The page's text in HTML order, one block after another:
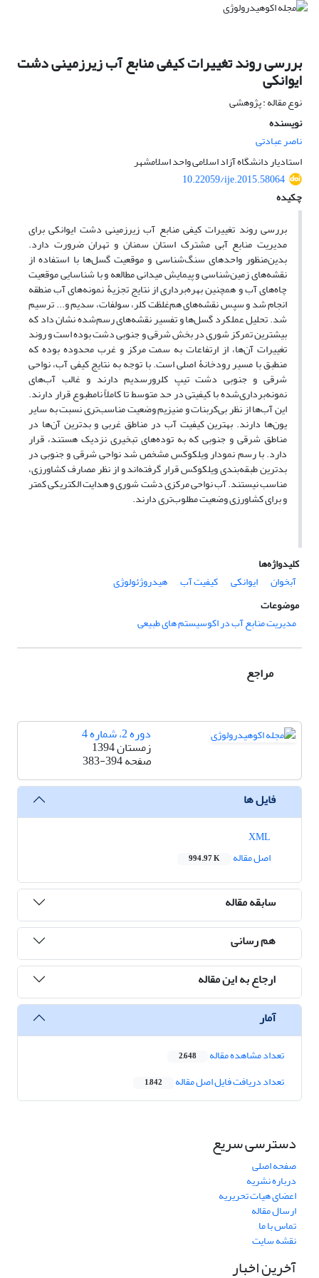
بررسی روند تغییرات کیفی منابع آب زیر‌زمینی دشت
ایوانکی
نوع مقاله : پژوهشی
نویسنده
ناصر عبادتی
استاد‌یار دانشگاه آزاد اسلامی واحد اسلامشهر
10.22059/ije.2015.58064
چکیده
بررسی روند تغییرات کیفی منابع آب زیر‌زمینی دشت ایوانکی برای
مدیریت منابع آبی مشترک استان سمنان و تهران ضرورت دارد.
بدین‌منظور واحدهای سنگ‌شناسی و موقعیت گسل‌ها با استفاده از
نقشه‌های زمین‌شناسی و پیمایش میدانی مطالعه و با شناسایی موقعیت
چاه‌های آب و همچنین بهره‌برداری از نتایج تجزیۀ نمونه‌های آب منطقه
انجام شد و سپس نقشه‌های هم‌غلظت کلر، سولفات، سدیم و... ترسیم
شد. تحلیل عملکرد گسل‌ها و تفسیر نقشه‌های رسم‌شده نشان داد که
بیشترین تمرکز شوری در بخش شرقی و جنوبی دشت بوده است و روند
تغییرات آن‌ها، از ارتفاعات به سمت مرکز و غرب محدوده بوده که
منطبق با مسیر رودخانۀ اصلی است. با توجه به نتایج کیفی آب، نواحی
شرقی و جنوبی دشت تیپ کلرورسدیم دارند و غالب آب‌های
نمونه‌برداری‌شده با کیفیتی در حد متوسط تا کاملاً نامطبوع قرار دارند.
این آب‌ها از نظر بی‌کربنات و منیزیم وضعیت مناسب‌تری ‌نسبت به سایر
یون‌ها دار‌ند. بهترین کیفیت آب در مناطق غربی و بدترین آن‌ها در
مناطق شرقی و جنوبی که به توده‌های تبخیری نزدیک هستند، قرار
دارد. با رسم نمودار ویلکوکس مشخص شد نواحی شرقی و جنوبی در
بدترین طبقه‌بندی ویلکوکس قرار گرفته‌اند و از نظر مصارف کشاورزی،
مناسب نیستند. آب نواحی مرکزی دشت شوری و هدایت الکتریکی کمتر
و برای کشاورزی وضعیت مطلوب‌تری دارند.
کلیدواژه‌ها
آبخوان
ایوانکی کیفیت آب
هیدروژئولوژی
موضوعات
مدیریت منابع آب در اکوسیستم های طبیعی
مراجع
دوره 2، شماره 4
زمستان 1394
صفحه383-394
فایل ها
اصل مقاله
994.97 K
سابقه مقاله
هم رسانی
ارجاع به این مقاله
آمار
تعداد مشاهده مقاله 2,648
تعداد دریافت فایل اصل مقاله 1,842
دسترسی سریع
صفحه اصلی
درباره نشریه
اعضای هیات تحریریه
ارسال مقاله
تماس با ما
نقشه سایت
آخرین اخبار